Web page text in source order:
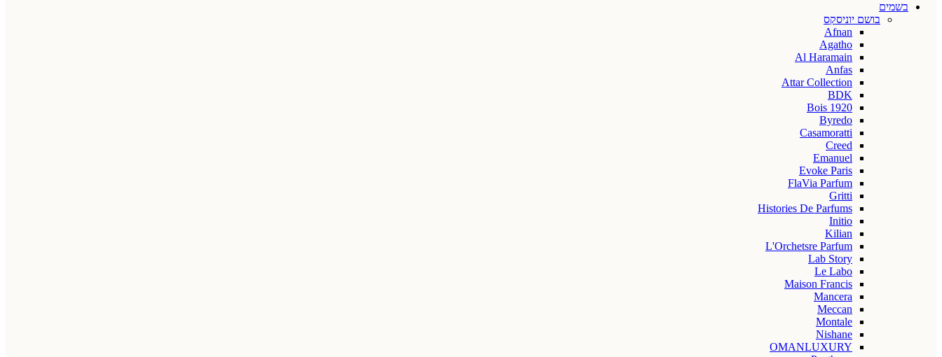
בשמים
בושם יוניסקס
Afnan
Agatho
Al Haramain
Anfas
Attar Collection
BDK
Bois 1920
Byredo
Casamoratti
Creed
Emanuel
Evoke Paris
FlaVia Parfum
Gritti
Histories De Parfums
Initio
Kilian
L'Orchetsre Parfum
Lab Story
Le Labo
Maison Francis
Mancera
Meccan
Montale
Nishane
OMANLUXURY